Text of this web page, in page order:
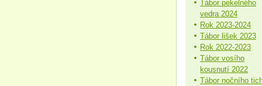
Tábor pekelného
vedra 2024
Rok 2023-2024
Tábor lišek 2023
Rok 2022-2023
Tábor vosího
kousnutí 2022
Tábor nočního